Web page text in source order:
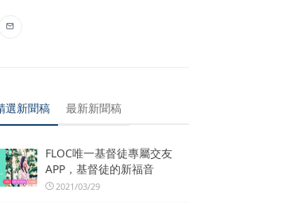
選新聞稿 最新新聞稿
FLOC唯一基督徒專屬交友
APP，基督徒的新福音
2021/03/29